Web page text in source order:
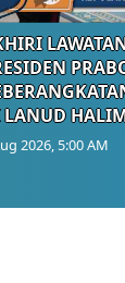
2026, 5:00 AM